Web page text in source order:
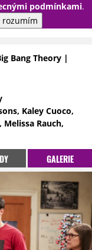
podmínkami.
rozumím
PŘIHLÁSIT
Bang Theory |
Kaley Cuoco,
Rauch,
GALERIE